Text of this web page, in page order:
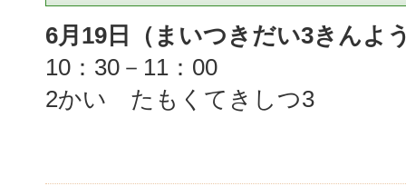
6月19日（まいつきだい3きんよ
10：30－11：00
2かい たもくてきしつ3